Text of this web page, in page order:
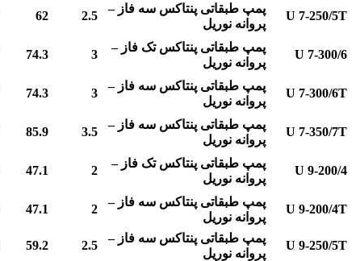
U 7-250/5T
پمپ طبقاتی پنتاکس سه فاز –
پروانه نوریل
2.5
62
U 7-300/6
پمپ طبقاتی پنتاکس تک فاز –
پروانه نوریل
3
74.3
U 7-300/6T
پمپ طبقاتی پنتاکس سه فاز –
پروانه نوریل
3
74.3
U 7-350/7T
پمپ طبقاتی پنتاکس سه فاز –
پروانه نوریل
3.5
85.9
U 9-200/4
پمپ طبقاتی پنتاکس تک فاز –
پروانه نوریل
2
47.1
U 9-200/4T
پمپ طبقاتی پنتاکس سه فاز –
پروانه نوریل
2
47.1
U 9-250/5T
پمپ طبقاتی پنتاکس سه فاز –
پروانه نوریل
2.5
59.2